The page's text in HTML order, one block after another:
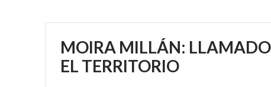
MOIRA MILLÁN: LLAMADO
EL TERRITORIO